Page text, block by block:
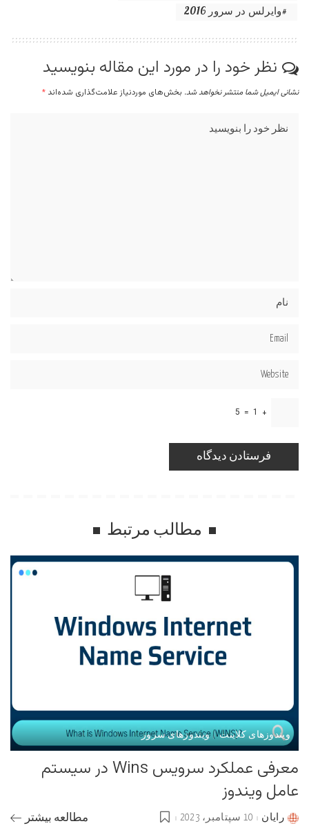
وایرلس در سرور 2016
نظر خود را در مورد این مقاله بنویسید
نشانی ایمیل شما منتشر نخواهد شد. بخش‌های موردنیاز علامت‌گذاری شده‌اند *
+
1
=
5
مطالب مرتبط
ویندوزهای کلاینت ویندوزهای سرور
معرفی عملکرد سرویس Wins در سیستم
عامل ویندوز
Postedرایان 10 سپتامبر، 2023 مطالعه بیشتر